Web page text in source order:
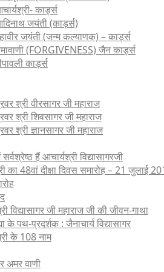
कार्ड्स
जयंती (कार्ड्स)
जयंती (जन्म कल्याणक) – कार्ड्स
(FORGIVENESS) जैन कार्ड्स
कार्ड्स
श्री वीरसागर जी महाराज
श्री शिवसागर जी महाराज
श्री ज्ञानसागर जी महाराज
हैं आचार्यश्री विद्यासागरजी
का 48वां दीक्षा दिवस समारोह – 21 जुलाई
विद्यासागर जी महाराज जी की जीवन-गाथा
के पथ-प्रदर्शक : जैनाचार्य विद्यासागर
के 108 नाम
अमर वाणी